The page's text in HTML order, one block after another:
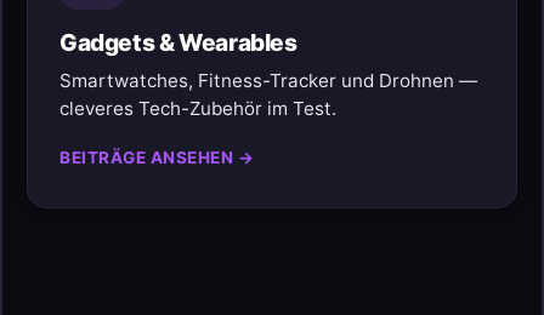
Gadgets & Wearables
Smartwatches, Fitness-Tracker und Drohnen —
cleveres Tech-Zubehör im Test.
BEITRÄGE ANSEHEN →